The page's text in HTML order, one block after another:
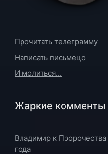
Прочитать телеграмму
Написать письмецо
И молиться...
Жаркие комменты
Владимир к Пророчества
года